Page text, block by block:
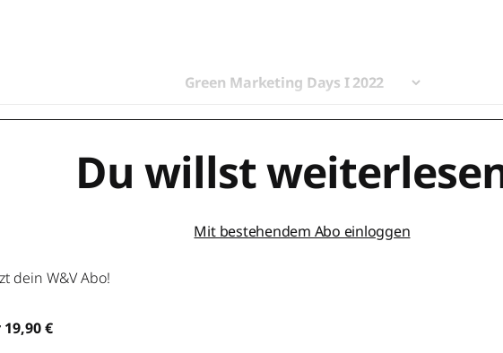
Green Marketing Days I 2022
Du willst
Mit bestehendem Abo einloggen
dein W&V Abo!
€